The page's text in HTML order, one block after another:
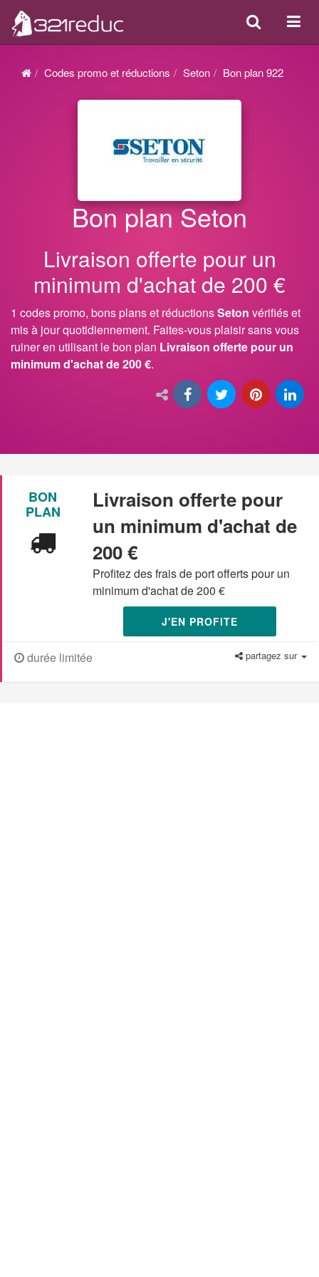
ou
Search
Codes promo et réductions Seton Bon plan 922
Bon plan Seton
Livraison offerte pour un
minimum d'achat de 200 €
1 codes promo, bons plans et réductionsSeton vérifiés et
mis à jour quotidiennement. Faites-vous plaisir sans vous
ruiner en utilisant le bon plan Livraison offerte pour un
minimum d'achat de 200 €.
BON
PLAN
Livraison offerte pour
un minimum d'achat de
200 €
Profitez des frais de port offerts pour un
minimum d'achat de 200 €
J'EN PROFITE
durée limitée partagez sur